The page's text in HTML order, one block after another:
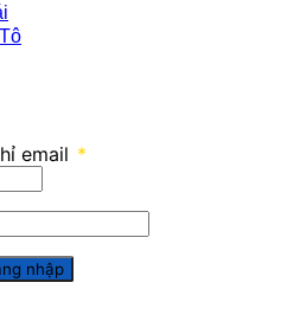
email *
nhập